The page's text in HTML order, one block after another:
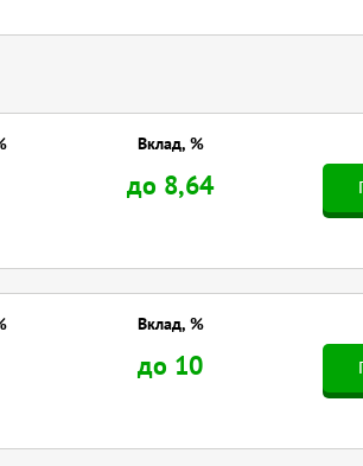
Вклад, %
до 8,64
Вклад, %
до 10